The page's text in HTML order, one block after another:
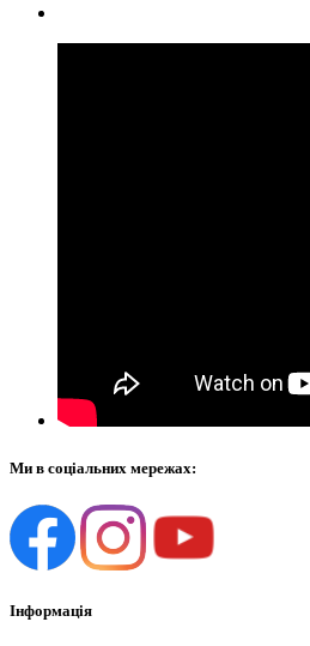
Ми в соціальних мережах:
Інформація